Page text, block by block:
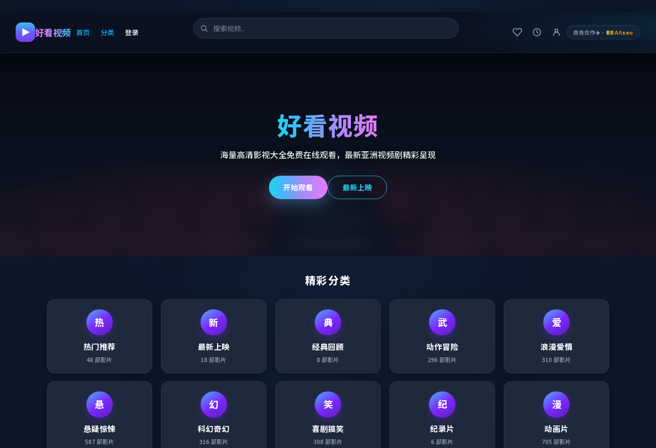
好看视频 首页 分类 登录 商务合作✈️ · BBAAseo
好看视频
海量高清影视大全免费在线观看，最新亚洲视频剧精彩呈现
开始观看 最新上映
精彩分类
热
热门推荐
48 部影片
新
最新上映
18 部影片
典
经典回顾
8 部影片
武
动作冒险
296 部影片
爱
浪漫爱情
310 部影片
悬
悬疑惊悚
587部影片
幻
科幻奇幻
316 部影片
笑
喜剧搞笑
308 部影片
纪
纪录片
6 部影片
漫
动画片
705 部影片